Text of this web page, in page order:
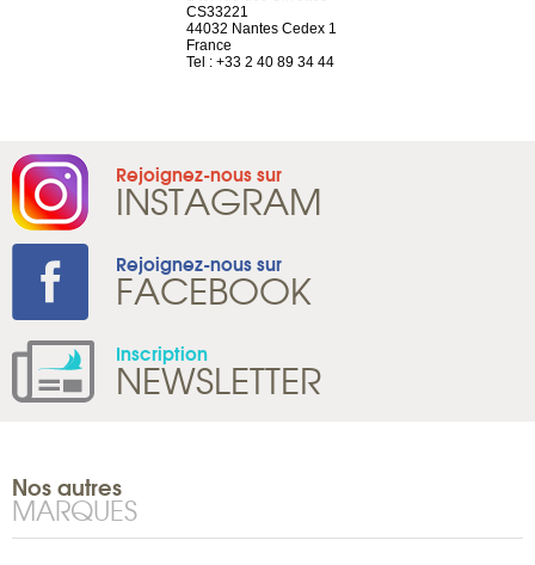
CS33221
44032 Nantes Cedex 1
France
Tel : +33 2 40 89 34 44
Rejoignez-nous sur
INSTAGRAM
Rejoignez-nous sur
FACEBOOK
Inscription
NEWSLETTER
Nos autres
MARQUES